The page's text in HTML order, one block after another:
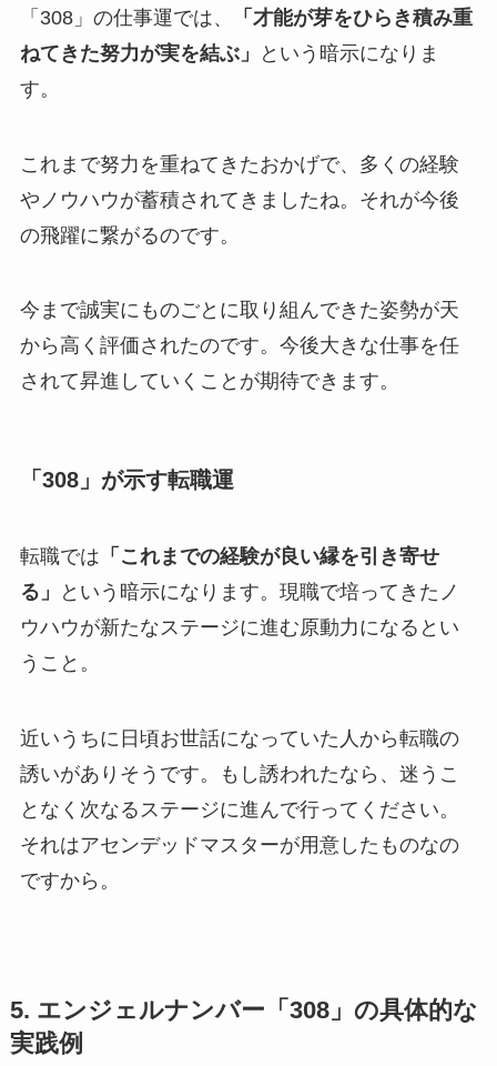
「308」の仕事運では、
「才能が芽をひらき積み重
ねてきた努力が実を結ぶ」
という暗示になりま
す。
これまで努力を重ねてきたおかげで、多くの経験
やノウハウが蓄積されてきましたね。それが今後
の飛躍に繋がるのです。
今まで誠実にものごとに取り組んできた姿勢が天
から高く評価されたのです。今後大きな仕事を任
されて昇進していくことが期待できます。
「308」が示す転職運
転職では 「これまでの経験が良い縁を引き寄せ
る」
という暗示になります。現職で培ってきたノ
ウハウが新たなステージに進む原動力になるとい
うこと。
近いうちに日頃お世話になっていた人から転職の
誘いがありそうです。もし誘われたなら、迷うこ
となく次なるステージに進んで行ってください。
それはアセンデッドマスターが用意したものなの
ですから。
5. エンジェルナンバー「308」の具体的な
実践例